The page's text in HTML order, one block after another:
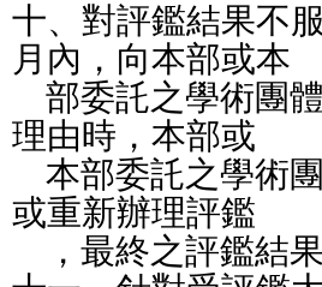
十、對評鑑結果不
月內，向本部或本
部委託之學術團
理由時，本部或
本部委託之學術
或重新辦理評鑑
，最終之評鑑結果